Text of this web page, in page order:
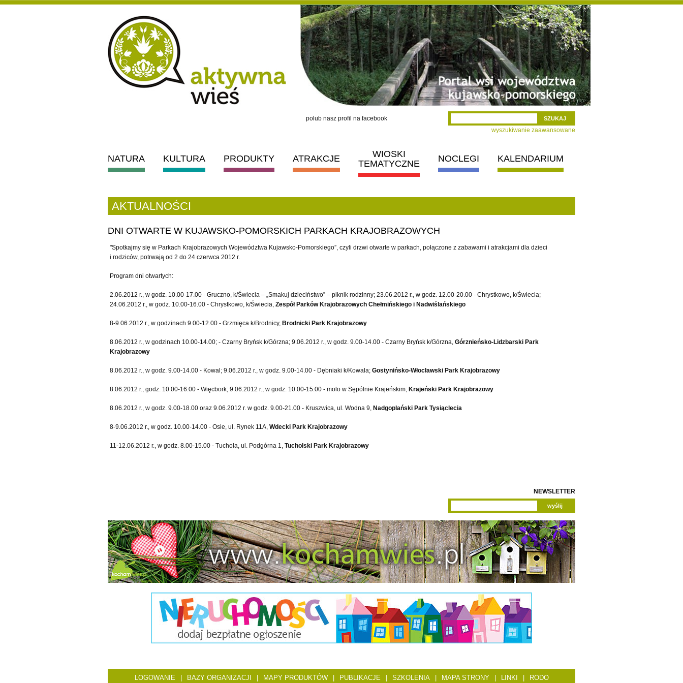
polub nasz profil na facebook
wyszukiwanie zaawansowane
NATURA KULTURA PRODUKTY ATRAKCJE
WIOSKI
TEMATYCZNE
NOCLEGI KALENDARIUM
AKTUALNOŚCI
DNI OTWARTE W KUJAWSKO-POMORSKICH PARKACH KRAJOBRAZOWYCH
"Spotkajmy się w Parkach Krajobrazowych Województwa Kujawsko-Pomorskiego”, czyli drzwi otwarte w parkach, połączone z zabawami i atrakcjami dla dzieci
i rodziców, potrwają od 2 do 24 czerwca 2012 r.
Program dni otwartych:
2.06.2012 r., w godz. 10.00-17.00 - Gruczno, k/Świecia – „Smakuj dzieciństwo” – piknik rodzinny; 23.06.2012 r., w godz. 12.00-20.00 - Chrystkowo, k/Świecia;
24.06.2012 r., w godz. 10.00-16.00 - Chrystkowo, k/Świecia, Zespół Parków Krajobrazowych Chełmińskiego i Nadwiślańskiego
8-9.06.2012 r., w godzinach 9.00-12.00 - Grzmięca k/Brodnicy, Brodnicki Park Krajobrazowy
8.06.2012 r., w godzinach 10.00-14.00; - Czarny Bryńsk k/Górzna; 9.06.2012 r., w godz. 9.00-14.00 - Czarny Bryńsk k/Górzna, Górznieńsko-Lidzbarski Park
Krajobrazowy
8.06.2012 r., w godz. 9.00-14.00 - Kowal; 9.06.2012 r., w godz. 9.00-14.00 - Dębniaki k/Kowala; Gostynińsko-Włocławski Park Krajobrazowy
8.06.2012 r., godz. 10.00-16.00 - Więcbork; 9.06.2012 r., w godz. 10.00-15.00 - molo w Sępólnie Krajeńskim; Krajeński Park Krajobrazowy
8.06.2012 r., w godz. 9.00-18.00 oraz 9.06.2012 r. w godz. 9.00-21.00 - Kruszwica, ul. Wodna 9, Nadgoplański Park Tysiąclecia
8-9.06.2012 r., w godz. 10.00-14.00 - Osie, ul. Rynek 11A, Wdecki Park Krajobrazowy
11-12.06.2012 r., w godz. 8.00-15.00 - Tuchola, ul. Podgórna 1, Tucholski Park Krajobrazowy
NEWSLETTER
LOGOWANIE BAZY ORGANIZACJI MAPY PRODUKTÓW PUBLIKACJE SZKOLENIA MAPA STRONY LINKI RODO